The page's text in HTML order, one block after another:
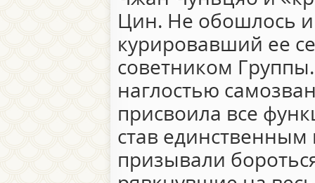
Цин. Не обошлось и
курировавший ее
советником
наглостью
присвоила все
став
призывали